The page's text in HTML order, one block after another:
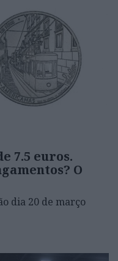
7.5 euros.
O
dia 20 de março